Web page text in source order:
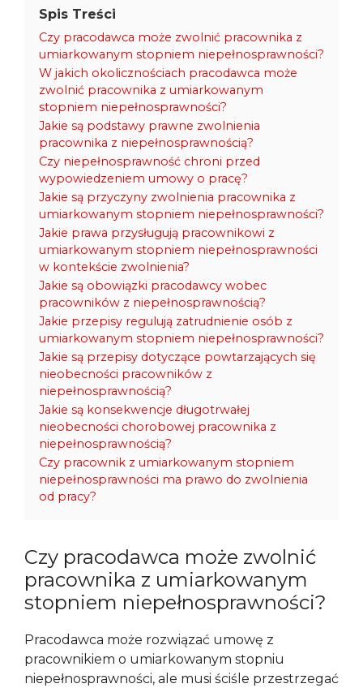
Spis Treści
Czy pracodawca może zwolnić pracownika z
umiarkowanym stopniem niepełnosprawności?
W jakich okolicznościach pracodawca może
zwolnić pracownika z umiarkowanym
stopniem niepełnosprawności?
Jakie są podstawy prawne zwolnienia
pracownika z niepełnosprawnością?
Czy niepełnosprawność chroni przed
wypowiedzeniem umowy o pracę?
Jakie są przyczyny zwolnienia pracownika z
umiarkowanym stopniem niepełnosprawności?
Jakie prawa przysługują pracownikowi z
umiarkowanym stopniem niepełnosprawności
w kontekście zwolnienia?
Jakie są obowiązki pracodawcy wobec
pracowników z niepełnosprawnością?
Jakie przepisy regulują zatrudnienie osób z
umiarkowanym stopniem niepełnosprawności?
Jakie są przepisy dotyczące powtarzających się
nieobecności pracowników z
niepełnosprawnością?
Jakie są konsekwencje długotrwałej
nieobecności chorobowej pracownika z
niepełnosprawnością?
Czy pracownik z umiarkowanym stopniem
niepełnosprawności ma prawo do zwolnienia
od pracy?
Czy pracodawca może zwolnić
pracownika z umiarkowanym
stopniem niepełnosprawności?
Pracodawca może rozwiązać umowę z
pracownikiem o umiarkowanym stopniu
niepełnosprawności, ale musi ściśle przestrzegać